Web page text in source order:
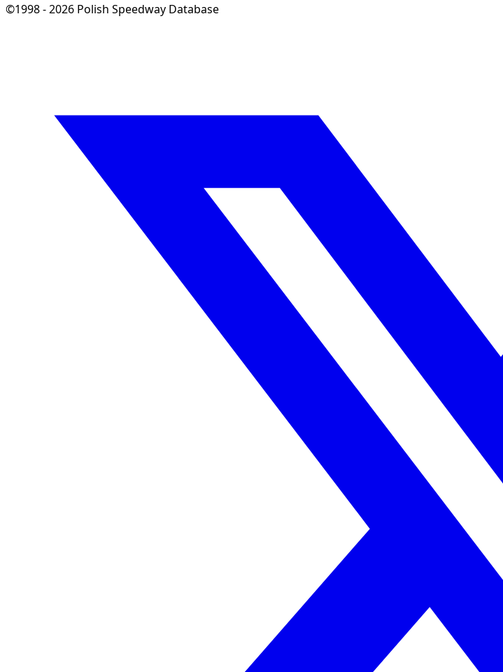
©1998 - 2026 Polish Speedway Database